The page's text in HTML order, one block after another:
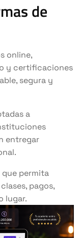
de
online,
y certificaciones
segura y
a
entregar
permita
pagos,
lugar.